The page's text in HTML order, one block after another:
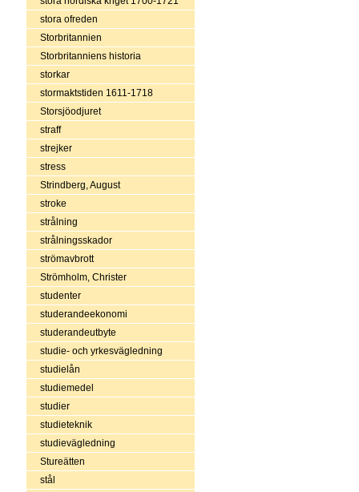
stora ofreden
Storbritannien
Storbritanniens historia
storkar
stormaktstiden 1611-1718
Storsjöodjuret
straff
strejker
stress
Strindberg, August
stroke
strålning
strålningsskador
strömavbrott
Strömholm, Christer
studenter
studerandeekonomi
studerandeutbyte
studie- och yrkesvägledning
studielån
studiemedel
studier
studieteknik
studievägledning
Stureätten
stål